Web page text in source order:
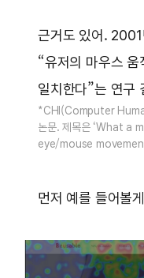
근거도 있어.
“유저의 마우스
일치한다”는 연구
*CHI(Computer
논문. 제목은 ‘What
eye/mouse
먼저 예를 들어볼